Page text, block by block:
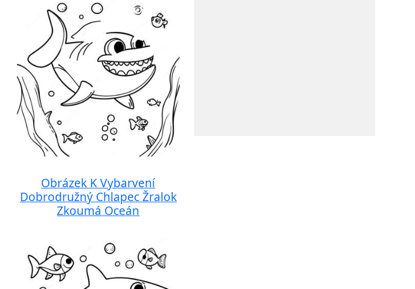
Obrázek K Vybarvení
Dobrodružný Chlapec Žralok
Zkoumá Oceán